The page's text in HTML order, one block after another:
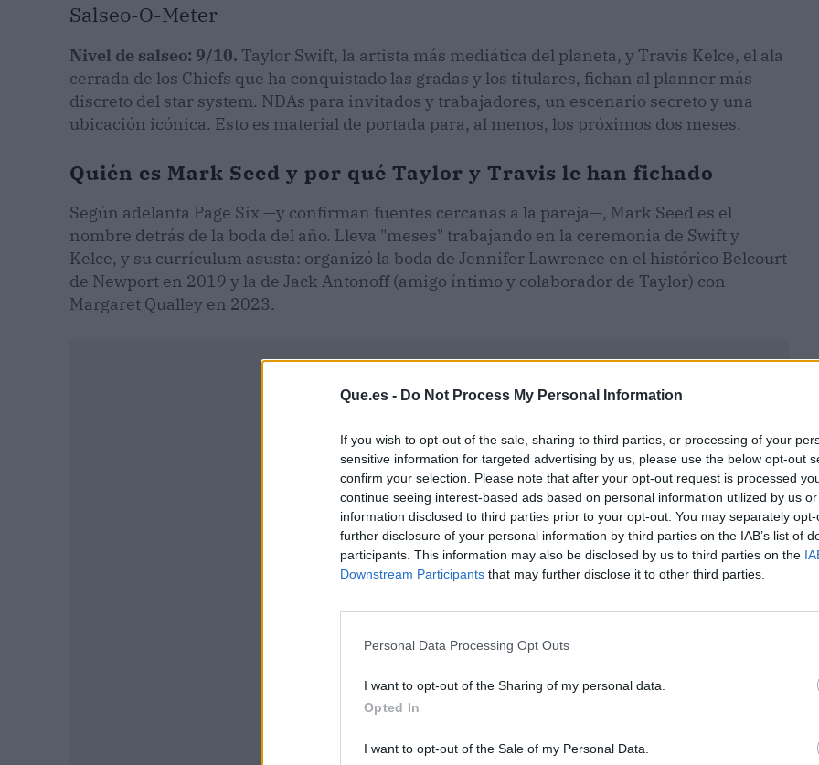
Que.es - Do Not Process My Personal Information
If you wish to opt-out of the sale, sharing to third parties, or processing of your
sensitive information for targeted advertising by us, please use the below opt-out
confirm your selection. Please note that after your opt-out request is processed
continue seeing interest-based ads based on personal information utilized by us
information disclosed to third parties prior to your opt-out. You may separately
further disclosure of your personal information by third parties on the IAB’s list of
participants. This information may also be disclosed by us to third parties on the
Downstream Participants that may further disclose it to other third parties.
Personal Data Processing Opt Outs
I want to opt-out of the Sharing of my personal data.
Opted In
I want to opt-out of the Sale of my Personal Data.
Salseo-O-Meter
Nivel de salseo: 9/10. Taylor Swift, la artista más mediática del planeta, y Travis Kelce, el ala
cerrada de los Chiefs que ha conquistado las gradas y los titulares, fichan al planner más
discreto del star system. NDAs para invitados y trabajadores, un escenario secreto y una
ubicación icónica. Esto es material de portada para, al menos, los próximos dos meses.
Quién es Mark Seed y por qué Taylor y Travis le han fichado
Según adelanta Page Six —y confirman fuentes cercanas a la pareja—, Mark Seed es el
nombre detrás de la boda del año. Lleva "meses" trabajando en la ceremonia de Swift y
Kelce, y su currículum asusta: organizó la boda de Jennifer Lawrence en el histórico Belcourt
de Newport en 2019 y la de Jack Antonoff (amigo íntimo y colaborador de Taylor) con
Margaret Qualley en 2023.
Publicidad